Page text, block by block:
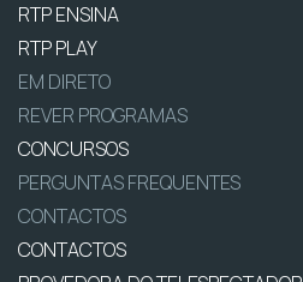
RTP ENSINA
RTP PLAY
EM DIRETO
REVER PROGRAMAS
CONCURSOS
PERGUNTAS FREQUENTES
CONTACTOS
CONTACTOS